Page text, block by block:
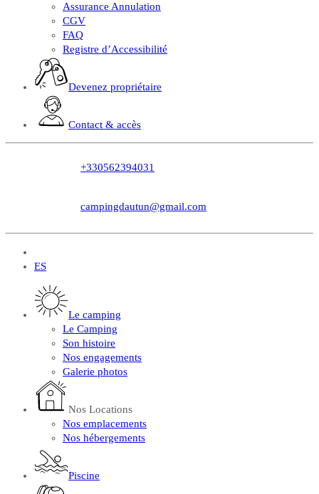
Assurance Annulation
CGV
FAQ
Registre d’Accessibilité
Devenez propriétaire
Contact & accès
+330562394031
campingdautun@gmail.com
ES
Le camping
Le Camping
Son histoire
Nos engagements
Galerie photos
Nos Locations
Nos emplacements
Nos hébergements
Piscine